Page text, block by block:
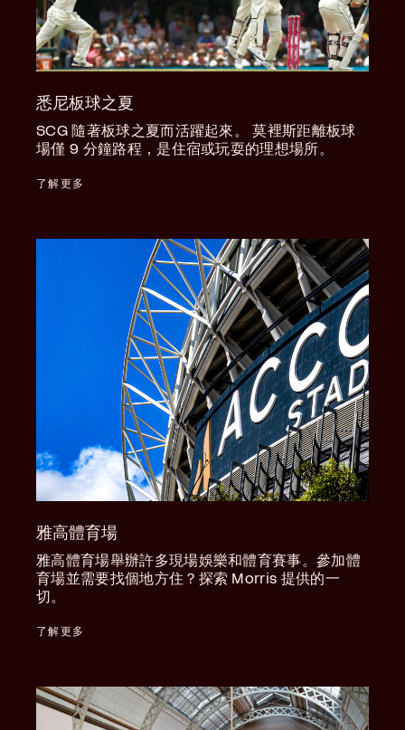
悉尼板球之夏
SCG 隨著板球之夏而活躍起來。 莫裡斯距離板球
場僅 9 分鐘路程，是住宿或玩耍的理想場所。
了解更多
雅高體育場
雅高體育場舉辦許多現場娛樂和體育賽事。參加體
育場並需要找個地方住？探索 Morris 提供的一
切。
了解更多